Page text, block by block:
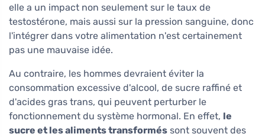
elle a un impact non seulement sur le taux de
testostérone, mais aussi sur la pression sanguine, donc
l'intégrer dans votre alimentation n'est certainement
pas une mauvaise idée.
Au contraire, les hommes devraient éviter la
consommation excessive d'alcool, de sucre raffiné et
d'acides gras trans, qui peuvent perturber le
fonctionnement du système hormonal. En effet, le
sucre et les aliments transformés sont souvent des